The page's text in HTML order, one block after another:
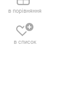
в порівняння
в список